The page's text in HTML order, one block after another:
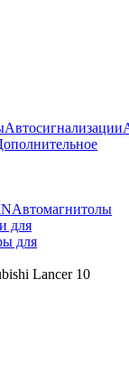
Автосигнализации
Автомагнитолы
для
для
Lancer 10